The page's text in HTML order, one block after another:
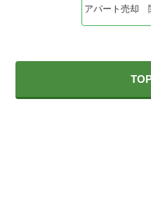
アパート売却